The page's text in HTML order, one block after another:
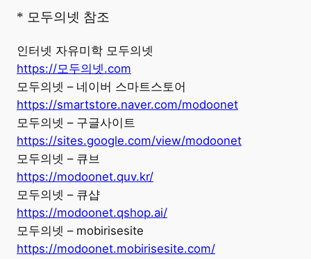
* 모두의넷 참조
인터넷 자유미학 모두의넷
https://모두의넷.com
모두의넷 – 네이버 스마트스토어
https://smartstore.naver.com/modoonet
모두의넷 – 구글사이트
https://sites.google.com/view/modoonet
모두의넷 – 큐브
https://modoonet.quv.kr/
모두의넷 – 큐샵
https://modoonet.qshop.ai/
모두의넷 – mobirisesite
https://modoonet.mobirisesite.com/